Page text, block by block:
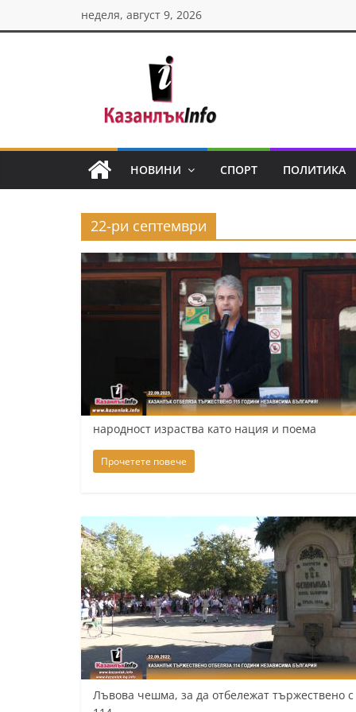
to
неделя, август 9, 2026
Казанлък
инфо
в
и
и
з
к
и
о
б
л
а
с
НОВИНИ СПОРТ ПОЛИТИКА
22-ри септември
народност израства като нация и поема
Прочетете повече
Лъвова чешма, за да отбележат